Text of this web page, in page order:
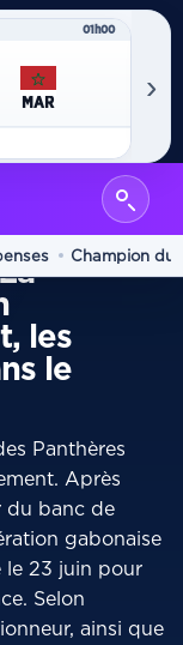
01h00
MAR ›
Champion du
les
le
Panthères
Après
du banc de
gabonaise
le 23 juin pour
Selon
ainsi que